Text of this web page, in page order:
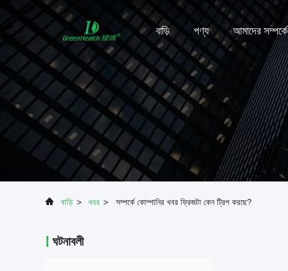
বাড়ি পণ্য আমাদের সম্পর্কে
বাড়ি > খবর > সম্পর্কে কোম্পানির খবর ফ্রিজটা কেন ট্রিপ করছে?
ঘটনাবলী